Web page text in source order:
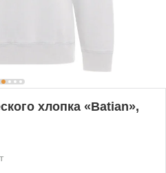
хлопка «Batian»,